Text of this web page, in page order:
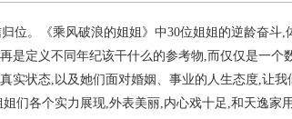
位。《乘风破浪的姐姐》中30位姐姐的逆龄奋斗,
是定义不同年纪该干什么的参考物,而仅仅是一个
实状态,以及她们面对婚姻、事业的人生态度,让
们各个实力展现,外表美丽,内心戏十足,和天逸家